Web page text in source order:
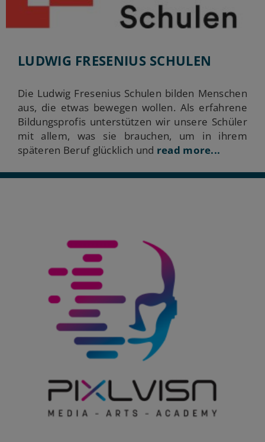
LUDWIG FRESENIUS SCHULEN
Die Ludwig Fresenius Schulen bilden Menschen
aus, die etwas bewegen wollen. Als erfahrene
Bildungsprofis unterstützen wir unsere Schüler
mit allem, was sie brauchen, um in ihrem
späteren Beruf glücklich und read more...